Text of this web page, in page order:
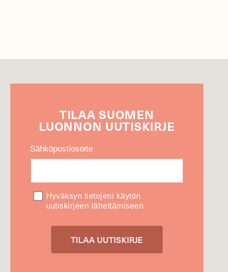
TILAASUOMEN
LUONNON UUTIS­KIRJE
Sähköpostiosoite
Hyväksyn tietojeni käytön
uutiskirjeen lähettämiseen